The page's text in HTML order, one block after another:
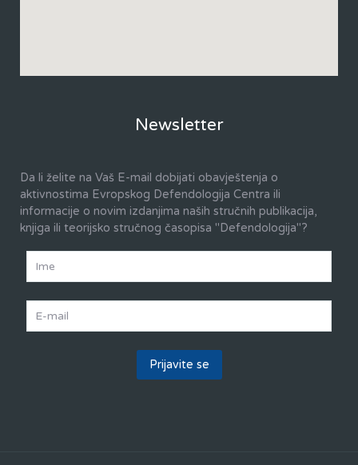
Newsletter
Da li želite na Vaš E-mail dobijati obavještenja o
aktivnostima Evropskog Defendologija Centra ili
informacije o novim izdanjima naših stručnih publikacija,
knjiga ili teorijsko stručnog časopisa "Defendologija"?